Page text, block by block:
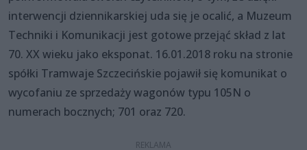
interwencji dziennikarskiej uda się je ocalić, a Muzeum
Techniki i Komunikacji jest gotowe przejąć skład z lat
70. XX wieku jako eksponat. 16.01.2018 roku na stronie
spółki Tramwaje Szczecińskie pojawił się komunikat o
wycofaniu ze sprzedaży wagonów typu 105N o
numerach bocznych; 701 oraz 720.